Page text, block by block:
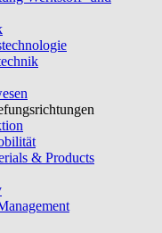
& Products